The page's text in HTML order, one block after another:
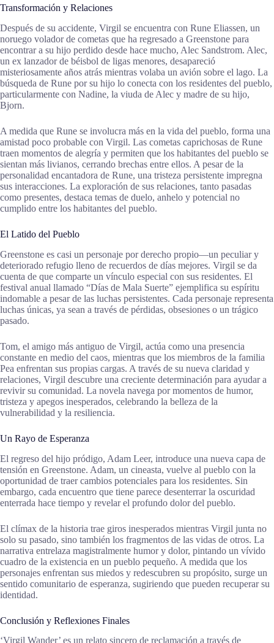
Transformación y Relaciones
Después de su accidente, Virgil se encuentra con Rune Eliassen, un
noruego volador de cometas que ha regresado a Greenstone para
encontrar a su hijo perdido desde hace mucho, Alec Sandstrom. Alec,
un ex lanzador de béisbol de ligas menores, desapareció
misteriosamente años atrás mientras volaba un avión sobre el lago. La
búsqueda de Rune por su hijo lo conecta con los residentes del pueblo,
particularmente con Nadine, la viuda de Alec y madre de su hijo,
Bjorn.
A medida que Rune se involucra más en la vida del pueblo, forma una
amistad poco probable con Virgil. Las cometas caprichosas de Rune
traen momentos de alegría y permiten que los habitantes del pueblo se
sientan más livianos, cerrando brechas entre ellos. A pesar de la
personalidad encantadora de Rune, una tristeza persistente impregna
sus interacciones. La exploración de sus relaciones, tanto pasadas
como presentes, destaca temas de duelo, anhelo y potencial no
cumplido entre los habitantes del pueblo.
El Latido del Pueblo
Greenstone es casi un personaje por derecho propio—un peculiar y
deteriorado refugio lleno de recuerdos de días mejores. Virgil se da
cuenta de que comparte un vínculo especial con sus residentes. El
festival anual llamado “Días de Mala Suerte” ejemplifica su espíritu
indomable a pesar de las luchas persistentes. Cada personaje representa
luchas únicas, ya sean a través de pérdidas, obsesiones o un trágico
pasado.
Tom, el amigo más antiguo de Virgil, actúa como una presencia
constante en medio del caos, mientras que los miembros de la familia
Pea enfrentan sus propias cargas. A través de su nueva claridad y
relaciones, Virgil descubre una creciente determinación para ayudar a
revivir su comunidad. La novela navega por momentos de humor,
tristeza y apegos inesperados, celebrando la belleza de la
vulnerabilidad y la resiliencia.
Un Rayo de Esperanza
El regreso del hijo pródigo, Adam Leer, introduce una nueva capa de
tensión en Greenstone. Adam, un cineasta, vuelve al pueblo con la
oportunidad de traer cambios potenciales para los residentes. Sin
embargo, cada encuentro que tiene parece desenterrar la oscuridad
enterrada hace tiempo y revelar el profundo dolor del pueblo.
El clímax de la historia trae giros inesperados mientras Virgil junta no
solo su pasado, sino también los fragmentos de las vidas de otros. La
narrativa entrelaza magistralmente humor y dolor, pintando un vívido
cuadro de la existencia en un pueblo pequeño. A medida que los
personajes enfrentan sus miedos y redescubren su propósito, surge un
sentido comunitario de esperanza, sugiriendo que pueden recuperar su
identidad.
Conclusión y Reflexiones Finales
‘Virgil Wander’ es un relato sincero de reclamación a través de